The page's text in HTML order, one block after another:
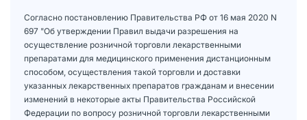
Согласно постановлению Правительства РФ от 16 мая 2020 N
697 "Об утверждении Правил выдачи разрешения на
осуществление розничной торговли лекарственными
препаратами для медицинского применения дистанционным
способом, осуществления такой торговли и доставки
указанных лекарственных препаратов гражданам и внесении
изменений в некоторые акты Правительства Российской
Федерации по вопросу розничной торговли лекарственными